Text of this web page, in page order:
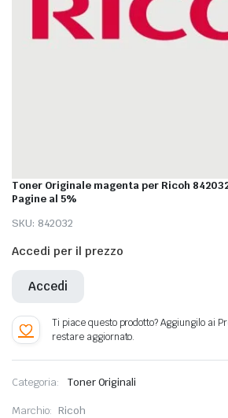
Toner Originale magenta per Ricoh
Pagine al 5%
SKU: 842032
Accedi per il prezzo
Accedi
Categoria: Toner Originali
Marchio: Ricoh